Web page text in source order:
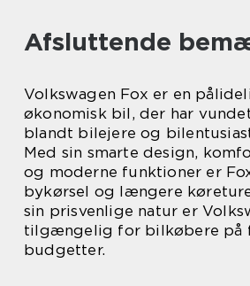
Afsluttende
Volkswagen Fox er en
økonomisk bil, der har
blandt bilejere og
Med sin smarte design,
og moderne funktioner er
bykørsel og længere
sin prisvenlige natur er
tilgængelig for bilkøbere på
budgetter.